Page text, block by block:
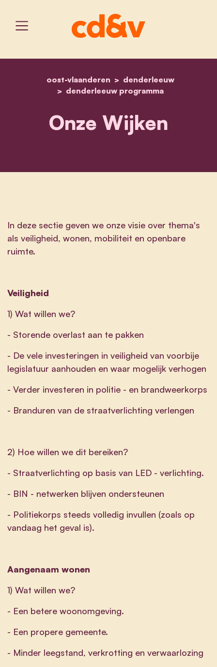
home
oost-vlaanderen
denderleeuw
denderleeuw programma
onze wijken
Onze Wijken
In deze sectie geven we onze visie over thema's
als veiligheid, wonen, mobiliteit en openbare
ruimte.
Veiligheid
1) Wat willen we?
- Storende overlast aan te pakken
- De vele investeringen in veiligheid van voorbije
legislatuur aanhouden en waar mogelijk verhogen
- Verder investeren in politie - en brandweerkorps
- Branduren van de straatverlichting verlengen
2) Hoe willen we dit bereiken?
- Straatverlichting op basis van LED - verlichting.
- BIN - netwerken blijven ondersteunen
- Politiekorps steeds volledig invullen (zoals op
vandaag het geval is).
Aangenaam wonen
1) Wat willen we?
- Een betere woonomgeving.
- Een propere gemeente.
- Minder leegstand, verkrotting en verwaarlozing